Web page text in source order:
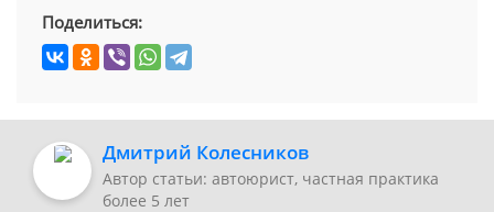
Поделиться:
Дмитрий Колесников
Автор статьи: автоюрист, частная практика
более 5 лет